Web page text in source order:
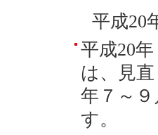
平成20
平成20
は、見
年７～
す。